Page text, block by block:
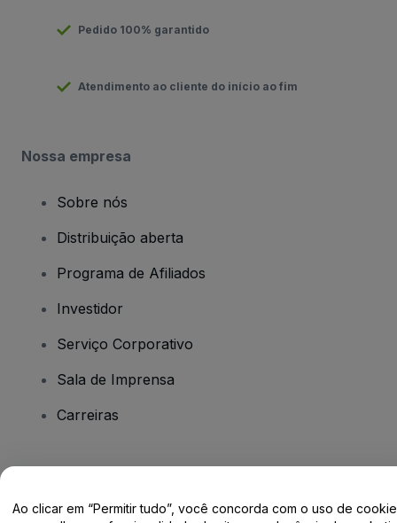
Pedido 100% garantido
Atendimento ao cliente do início ao fim
Nossa empresa
Sobre nós
Distribuição aberta
Programa de Afiliados
Investidor
Serviço Corporativo
Sala de Imprensa
Carreiras
Ao clicar em “Permitir tudo”, você concorda com o uso de